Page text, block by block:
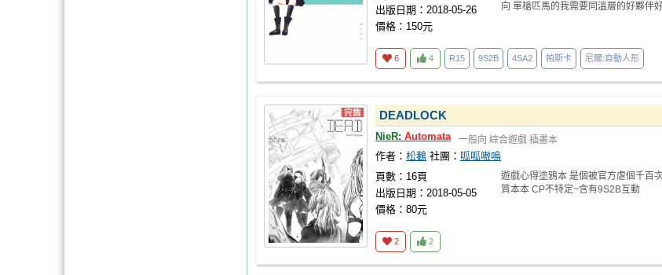
出版日期：2018-05-26
價格：150元
向 單槍匹馬的我需要同溫層的好夥伴
6 4 R15 9S2B 4SA2 帕斯卡 尼爾:自動人形
DEADLOCK
NieR: Automata 一般向 綜合遊戲 插畫本
作者： 松鵝 社團： 呱呱嗷嗚
頁數：16頁
出版日期：2018-05-05
價格：80元
遊戲心得塗鴉本 是個被官方虐個千百
質本本 CP不特定~含有9S2B互動
2 2